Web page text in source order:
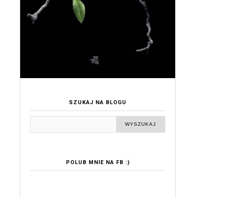
SZUKAJ NA BLOGU
POLUB MNIE NA FB :)